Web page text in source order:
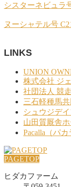
シスターネビュラ
ヌーシャテル号
LINKS
UNION
株式会社 ジ
社団法人 競
三石軽種馬
シュウジデ
山田質厩舎
Pacalla（パ
PAGETOP
ヒダカファーム